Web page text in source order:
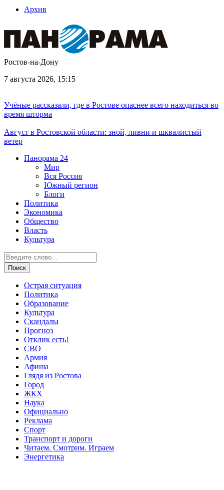
Архив
Ростов-на-Дону
7 августа 2026, 15:15
Учёные рассказали, где в Ростове опаснее всего находиться во
время шторма
Август в Ростовской области: зной, ливни и шквалистый
ветер
Панорама 24
Мир
Вся Россия
Южный регион
Блоги
Политика
Экономика
Общество
Власть
Культура
Острая ситуация
Политика
Образование
Культура
Скандалы
Прогноз
Отклик есть!
СВО
Армия
Афиша
Глядя из Ростова
Город
ЖКХ
Наука
Официально
Реклама
Спорт
Транспорт и дороги
Читаем. Смотрим. Играем
Энергетика